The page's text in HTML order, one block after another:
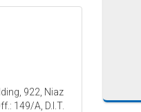
922, Niaz
149/A, D.I.T.